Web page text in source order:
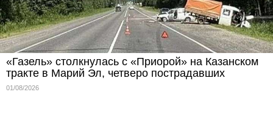
«Газель» столкнулась с «Приорой» на Казанском
тракте в Марий Эл, четверо пострадавших
01/08/2026